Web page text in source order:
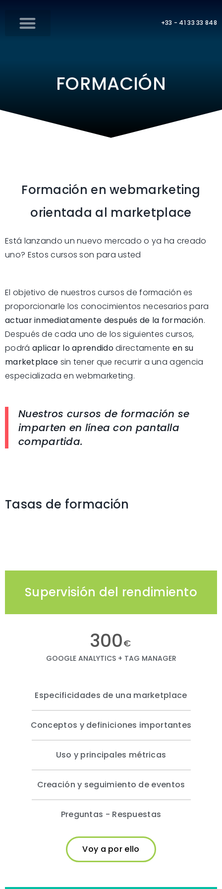
+33 - 41 33 33 848
FORMACIÓN
Formación en webmarketing
orientada al marketplace
Está lanzando un nuevo mercado o ya ha creado
uno? Estos cursos son para usted
El objetivo de nuestros cursos de formación es
proporcionarle los conocimientos necesarios para
actuar inmediatamente después de la formación.
Después de cada uno de los siguientes cursos,
podrá aplicar lo aprendidodirectamenteen su
marketplace sin tener que recurrir a una agencia
especializada en webmarketing.
Nuestros cursos de formación se
imparten en línea con pantalla
compartida.
Tasas de formación
Supervisión del rendimiento
300€
GOOGLE ANALYTICS + TAG MANAGER
Especificidades de una marketplace
Conceptos y definiciones importantes
Uso y principales métricas
Creación y seguimiento de eventos
Preguntas - Respuestas
Voy a por ello